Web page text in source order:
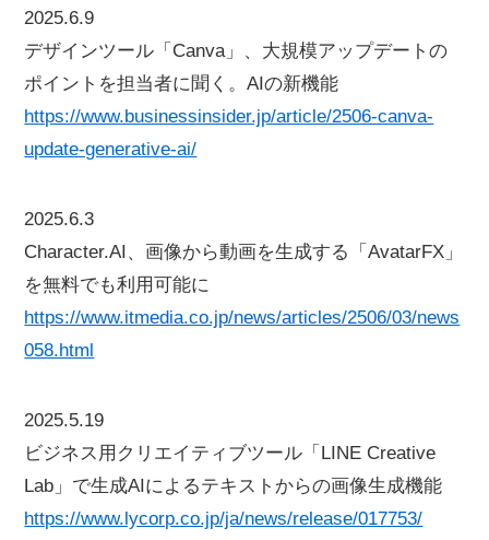
2025.6.9
デザインツール「Canva」、大規模アップデートの
ポイントを担当者に聞く。AIの新機能
https://www.businessinsider.jp/article/2506-canva-
update-generative-ai/
2025.6.3
Character.AI、画像から動画を生成する「AvatarFX」
を無料でも利用可能に
https://www.itmedia.co.jp/news/articles/2506/03/news
058.html
2025.5.19
ビジネス用クリエイティブツール「LINE Creative
Lab」で生成AIによるテキストからの画像生成機能
https://www.lycorp.co.jp/ja/news/release/017753/